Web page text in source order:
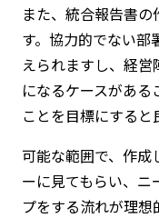
また、統合報告書
す。協力的でない部
えられますし、経
になるケースがあ
ことを目標にすると
可能な範囲で、作
ーに見てもらい、ニ
プをする流れが理